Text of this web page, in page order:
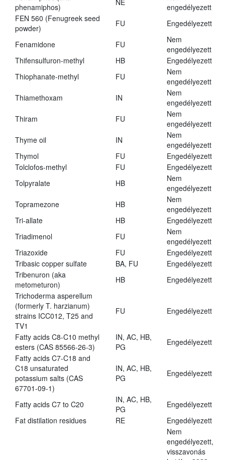
phenamiphos)
NE
engedélyezett
FEN 560 (Fenugreek seed
powder)
FU Engedélyezett
Fenamidone FU
Nem
engedélyezett
Thifensulfuron-methyl
HB
Engedélyezett
Thiophanate-methyl
FU
Nem
engedélyezett
Thiamethoxam
IN
Nem
engedélyezett
Thiram
FU
Nem
engedélyezett
Thyme oil
IN
Nem
engedélyezett
Thymol
FU
Engedélyezett
Tolclofos-methyl
FU
Engedélyezett
Tolpyralate
HB
Nem
engedélyezett
Topramezone
HB
Nem
engedélyezett
Tri-allate
HB
Engedélyezett
Triadimenol
FU
Nem
engedélyezett
Triazoxide
FU
Engedélyezett
Tribasic copper sulfate
BA, FU
Engedélyezett
Tribenuron (aka
metometuron)
HB
Engedélyezett
Trichoderma asperellum
(formerly T. harzianum)
strains ICC012, T25 and
TV1
FU Engedélyezett
Fatty acids C8-C10 methyl
esters (CAS 85566-26-3)
IN, AC, HB,
PG
Engedélyezett
Fatty acids C7-C18 and
C18 unsaturated
potassium salts (CAS
67701-09-1)
IN, AC, HB,
PG
Engedélyezett
Fatty acids C7 to C20
IN, AC, HB,
PG
Engedélyezett
Fat distilation residues
RE Engedélyezett
Nem
engedélyezett,
visszavonás